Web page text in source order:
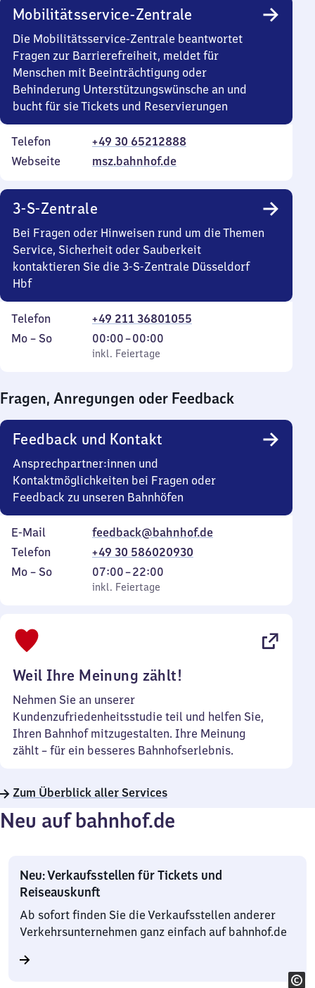
Mobilitätsservice-Zentrale
Die Mobilitätsservice-Zentrale beantwortet
Fragen zur Barrierefreiheit, meldet für
Menschen mit Beeinträchtigung oder
Behinderung Unterstützungswünsche an und
bucht für sie Tickets und Reservierungen
Telefon
+49 30 65212888
Webseite
msz.bahnhof.de
3-S-Zentrale
Bei Fragen oder Hinweisen rund um die Themen
Service, Sicherheit oder Sauberkeit
kontaktieren Sie die 3-S-Zentrale Düsseldorf
Hbf
Telefon
+49 211 36801055
Montag
Mo – So,
inkl. Feiertage
00:00–00:00
Von
0
0
Uhr
inkl. Feiertage
Fragen, Anregungen oder Feedback
Feedback und Kontakt
Ansprechpartner:innen und
Kontaktmöglichkeiten bei Fragen oder
Feedback zu unseren Bahnhöfen
E-Mail
feedback@bahnhof.de
Telefon
+49 30 586020930
Montag
Mo – So,
inkl. Feiertage
07:00–22:00
Von
7
inkl. Feiertage
Weil Ihre Meinung zählt!
Nehmen Sie an unserer
Kundenzufriedenheitsstudie teil und helfen Sie,
Ihren Bahnhof mitzugestalten. Ihre Meinung
zählt – für ein besseres Bahnhofserlebnis.
Zum Überblick aller Services
Neu auf bahnhof.de
Neu: Verkaufsstellen für Tickets und
Reiseauskunft
Ab sofort finden Sie die Verkaufsstellen anderer
Verkehrsunternehmen ganz einfach auf bahnhof.de